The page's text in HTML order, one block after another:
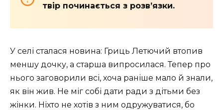
твір починається з розв’язки.
У селі сталася новина: Гриць Летючий втопив
меншу дочку, а старша випросилася. Тепер про
нього заговорили всі, хоча раніше мало й знали,
як він жив. Не міг собі дати ради з дітьми без
жінки. Ніхто не хотів з ним одружуватися, бо